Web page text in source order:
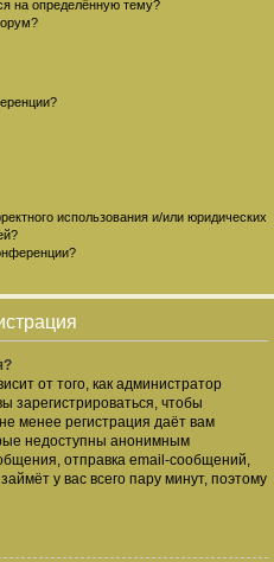
на определённую тему?
использования и/или юридических
от того, как администратор
зарегистрироваться, чтобы
менее регистрация даёт вам
недоступны анонимным
отправка email-сообщений,
у вас всего пару минут, поэтому